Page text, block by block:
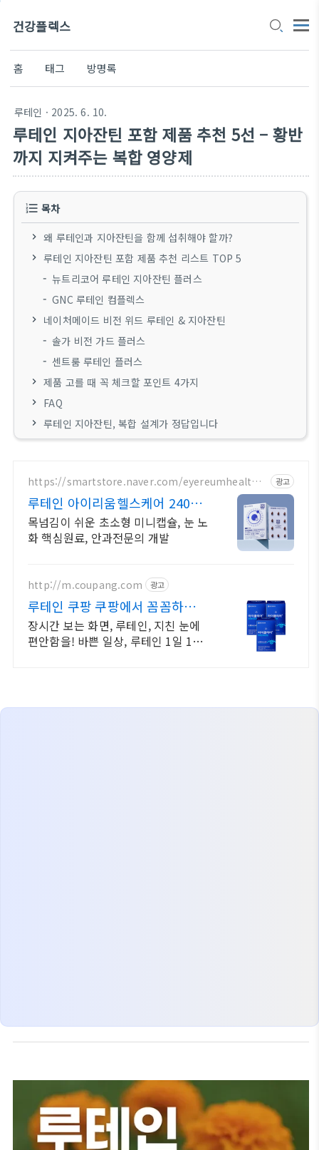
건강플렉스
홈 태그 방명록
루테인 · 2025. 6. 10.
루테인 지아잔틴 포함 제품 추천 5선 – 황반
까지 지켜주는 복합 영양제
목차
왜 루테인과 지아잔틴을 함께 섭취해야 할까?
루테인 지아잔틴 포함 제품 추천 리스트 TOP 5
뉴트리코어 루테인 지아잔틴 플러스
GNC 루테인 컴플렉스
네이처메이드 비전 위드 루테인 & 지아잔틴
솔가 비전 가드 플러스
센트룸 루테인 플러스
제품 고를 때 꼭 체크할 포인트 4가지
FAQ
루테인 지아잔틴, 복합 설계가 정답입니다
https://smartstore.naver.com/eyereumhealthc
광고
루테인 아이리움헬스케어 240배
농축 프리미엄 원료
목넘김이 쉬운 초소형 미니캡슐, 눈 노
화 핵심원료, 안과전문의 개발
http://m.coupang.com 광고
루테인 쿠팡 쿠팡에서 꼼꼼하게
성분 확인
장시간 보는 화면, 루테인, 지친 눈에
편안함을! 바쁜 일상, 루테인 1일 1캡